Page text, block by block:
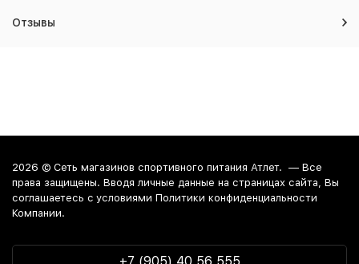
Отзывы
2026 © Сеть магазинов спортивного питания Атлет. — Все
права защищены. Вводя личные данные на страницах сайта, Вы
соглашаетесь c условиями Политики конфиденциальности
Компании.